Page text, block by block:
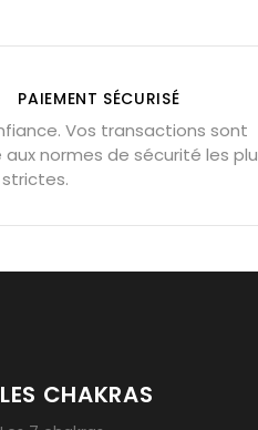
Porter plusieurs bracelets de
pour l’automne Bijoux de
contre le stress Qu’est-
PAIEMENT SÉCURISÉ
Vos transactions sont
normes de sécurité les
strictes.
LES CHAKRAS